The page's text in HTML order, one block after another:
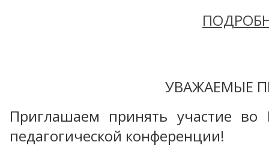
УВАЖАЕМЫЕ
Приглашаем принять участие во
педагогической конференции!